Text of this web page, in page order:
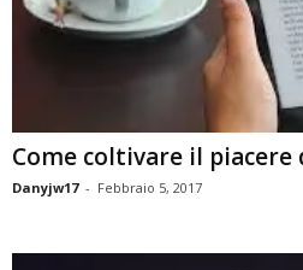
Come coltivare il piacere
Danyjw17 - Febbraio 5, 2017